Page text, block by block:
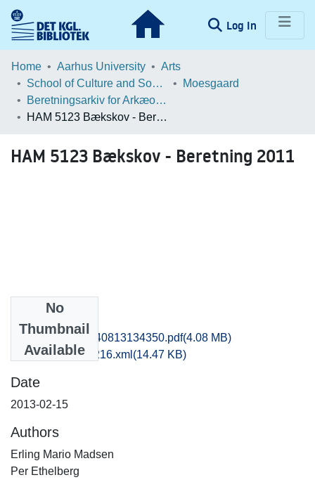
Log In (current)
Communities & Collections
Statistics
Home Aarhus University
Arts
School of Culture and Society
Moesgaard
Beretningsarkiv for Arkæologiske Undersøgelser
HAM 5123 Bækskov - Beretning 2011
HAM 5123 Bækskov - Beretning 2011
No
Thumbnail
Available
msj1haan_20140813134350.pdf(4.08 MB)
recordxml_item_216.xml (14.47 KB)
Date
2013-02-15
Authors
Erling Mario Madsen
Per Ethelberg